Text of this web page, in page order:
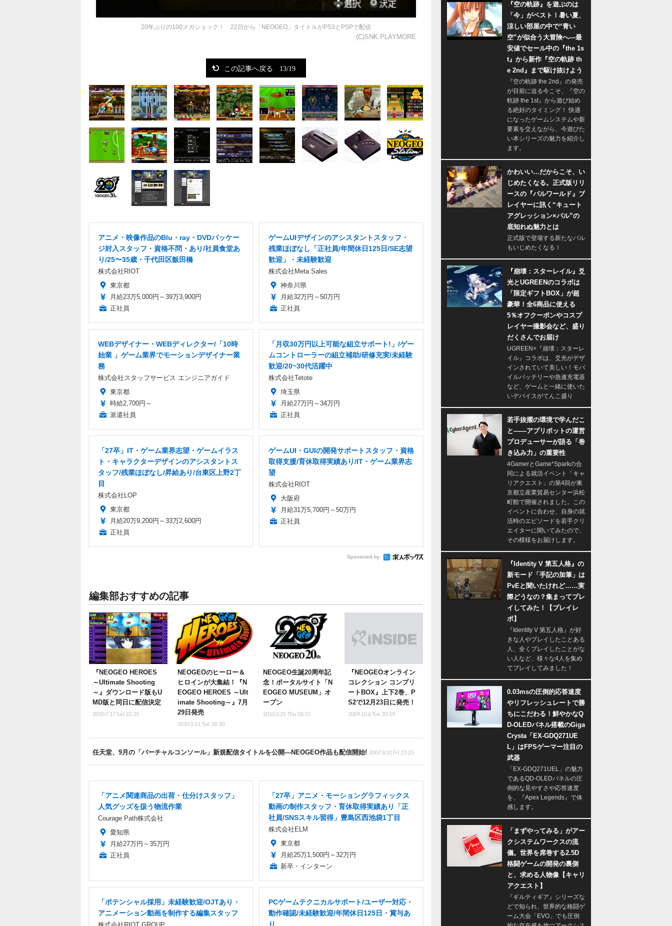
(C)SNK PLAYMORE
20年ぶりの100メガショック！ 22日から「NEOGEO」タイトルがPS3とPSPで配信
この記事へ戻る 13/19
アニメ・映像作品のBlu・ray・DVDパッケー
ジ封入スタッフ・資格不問・あり/社員食堂あ
り/25〜35歳・千代田区飯田橋
株式会社RIOT
東京都
月給23万5,000円～39万3,900円
正社員
ゲームUIデザインのアシスタントスタッフ・
残業ほぼなし「正社員/年間休日125日/SE志望
歓迎」・未経験歓迎
株式会社Meta Sales
神奈川県
月給32万円～50万円
正社員
WEBデザイナー・WEBディレクター/「10時
始業 」ゲーム業界でモーションデザイナー業
務
株式会社スタッフサービス エンジニアガイド
東京都
時給2,700円～
派遣社員
「月収30万円以上可能な組立サポート!」/ゲー
ムコントローラーの組立補助/研修充実/未経験
歓迎/20~30代活躍中
株式会社Tetote
埼玉県
月給27万円～34万円
正社員
「27卒」IT・ゲーム業界志望・ゲームイラス
ト・キャラクターデザインのアシスタントス
タッフ/残業ほぼなし/昇給あり/台東区上野2丁
目
株式会社LOP
東京都
月給20万9,200円～33万2,600円
正社員
ゲームUI・GUIの開発サポートスタッフ・資格
取得支援/育休取得実績あり/IT・ゲーム業界志
望
株式会社RIOT
大阪府
月給31万5,700円～50万円
正社員
Sponsored by
編集部おすすめの記事
『NEOGEO HEROES
～Ultimate Shooting
～』ダウンロード版もU
MD版と同日に配信決定
2010.7.17 Sat 22:35
NEOGEOのヒーロー＆
ヒロインが大集結！『N
EOGEO HEROES ～Ult
imate Shooting～』7月
29日発売
2010.5.11 Tue 18:30
NEOGEO生誕20周年記
念！ポータルサイト「N
EOGEO MUSEUM」オ
ープン
2010.2.25 Thu 18:15
『NEOGEOオンライン
コレクション コンプリ
ートBOX』上下2巻、P
S2で12月23日に発売！
2009.10.6 Tue 20:19
任天堂、9月の「バーチャルコンソール」新規配信タイトルを公開―NEOGEO作品も配信開始! 2007.8.31 Fri 23:25
「アニメ関連商品の出荷・仕分けスタッフ」
人気グッズを扱う物流作業
Courage Path株式会社
愛知県
月給27万円～35万円
正社員
「27卒」アニメ・モーショングラフィックス
動画の制作スタッフ・育休取得実績あり「正
社員/SNSスキル習得」豊島区西池袋1丁目
株式会社ELM
東京都
月給25万1,500円～32万円
新卒・インターン
「ポテンシャル採用」未経験歓迎/OJTあり・
アニメーション動画を制作する編集スタッフ
PCゲームテクニカルサポート/ユーザー対応・
動作確認/未経験歓迎/年間休日125日・賞与あ
り
『空の軌跡』を遊ぶのは
「今」がベスト！暑い夏、
涼しい部屋の中で“青い
空”が似合う大冒険へ―最
安値でセール中の『the 1s
t』から新作『空の軌跡 th
e 2nd』まで駆け抜けよう
『空の軌跡 the 2nd』の発売
が目前に迫る今こそ、『空の
軌跡 the 1st』から遊び始め
る絶好のタイミング！ 快適
になったゲームシステムや新
要素を交えながら、今遊びた
い本シリーズの魅力を紹介し
ます。
かわいい…だからこそ、い
じめたくなる。正式版リリ
ースの『パルワールド』プ
レイヤーに訊く“キュート
アグレッション×パル”の
底知れぬ魅力とは
正式版で登場する新たなパル
もいじめたくなる！
『崩壊：スターレイル』爻
光とUGREENのコラボは
「限定ギフトBOX」が超
豪華！全6商品に使える
5％オフクーポンやコスプ
レイヤー撮影会など、盛り
だくさんでお届け
UGREEN×『崩壊：スターレ
イル』コラボは、爻光がデザ
インされていて美しい！モバ
イルバッテリーや急速充電器
など、ゲームと一緒に使いた
いデバイスがてんこ盛り
若手抜擢の環境で学んだこ
と――アプリボットの運営
プロデューサーが語る「巻
き込み力」の重要性
4GamerとGame*Sparkの合
同による就活イベント「キャ
リアクエスト」の第4回が東
京都立産業貿易センター浜松
町館で開催されました。この
イベントに合わせ、自身の就
活時のエピソードを若手クリ
エイターに聞いてみたので、
その模様をお届けします。
『Identity V 第五人格』の
新モード「手記の加筆」は
PvEと聞いたけれど……実
際どうなの？集まってプレ
イしてみた！【プレイレ
ポ】
『Identity V 第五人格』が好
きな人やプレイしたことある
人、全くプレイしたことがな
い人など、様々な4人を集め
てプレイしてみました！
0.03msの圧倒的応答速度
やリフレッシュレートで勝
ちにこだわる！鮮やかなQ
D-OLEDパネル搭載のGiga
Crysta「EX-GDQ271UE
L」はFPSゲーマー注目の
武器
「EX-GDQ271UEL」の魅力
であるQD-OLEDパネルの圧
倒的な見やすさや応答速度
を、『Apex Legends』で体
感します。
「まずやってみる」がアー
クシステムワークスの流
儀。世界を席巻する2.5D
格闘ゲームの開発の裏側
と、求める人物像【キャリ
アクエスト】
『ギルティギア』シリーズな
どで知られ、世界的な格闘ゲ
ーム大会「EVO」でも圧倒